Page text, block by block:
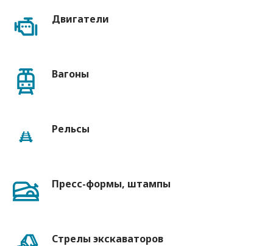
Двигатели
Вагоны
Рельсы
Пресс-формы, штампы
Стрелы экскаваторов